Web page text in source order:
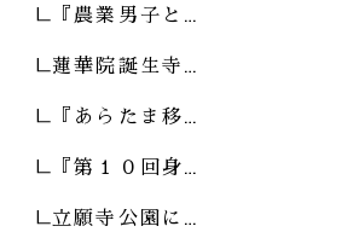
『農業男子と…
蓮華院誕生寺…
『あらたま移…
『第１０回身…
立願寺公園に…